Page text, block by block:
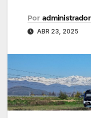
Por administrador
ABR 23, 2025